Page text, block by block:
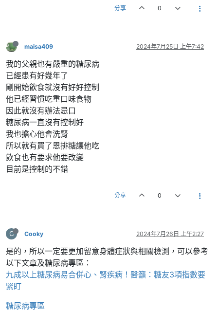
分享 0
maisa409 2024年7月25日 上午7:42
我的父親也有嚴重的糖尿病
已經患有好幾年了
剛開始飲食就沒有好好控制
他已經習慣吃重口味食物
因此就沒有辦法忌口
糖尿病一直沒有控制好
我也擔心他會洗腎
所以就有買了恩排糖讓他吃
飲食也有要求他要改變
目前是控制的不錯
分享 0
C Cooky 2024年7月26日 上午2:27
是的，所以一定要更加留意身體症狀與相關檢測，可以參考
以下文章及糖尿病專區：
九成以上糖尿病易合併心、腎疾病！醫籲：糖友3項指數要
緊盯
糖尿病專區